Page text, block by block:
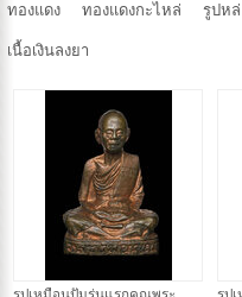
ทองแดง ทองแดงกะไหล่ รูปห
เนื้อเงินลงยา